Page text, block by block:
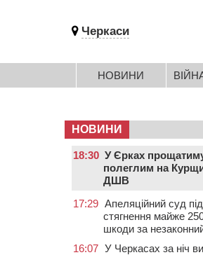
Черкаси
НОВИНИ
НОВИНИ
18:30 У Єрках
полеглим на
ДШВ
17:29 Апеляційний суд
стягнення майже
шкоди за
16:07 У Черкасах за ніч